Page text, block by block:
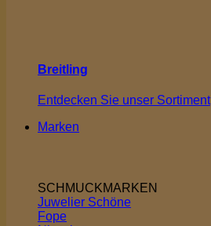
Breitling
Entdecken Sie unser Sortiment
Marken
SCHMUCKMARKEN
Juwelier Schöne
Fope